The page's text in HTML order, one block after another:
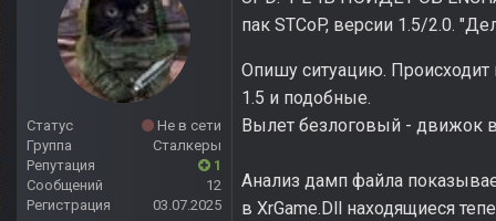
Статус
Не в сети
Группа
Сталкеры
Репутация
1
Сообщений
12
Регистрация
03.07.2025
пак STCoP, версии 1.5/2.0.
Опишу ситуацию. Происходит
1.5 и подобные.
Вылет безлоговый - движок
Анализ дамп файла
в XrGame.Dll находящиеся